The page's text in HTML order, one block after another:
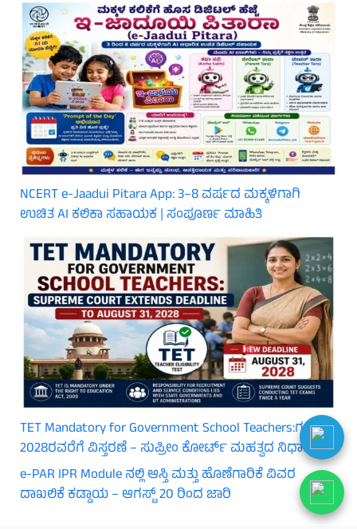
NCERT e-Jaadui Pitara App: 3–8 ವರ್ಷದ ಮಕ್ಕಳಿಗಾಗಿ
ಉಚಿತ AI ಕಲಿಕಾ ಸಹಾಯಕ | ಸಂಪೂರ್ಣ ಮಾಹಿತಿ
TET Mandatory for Government School Teachers:ಗಡುವು
2028ರವರೆಗೆ ವಿಸ್ತರಣೆ – ಸುಪ್ರೀಂ ಕೋರ್ಟ್ ಮಹತ್ವದ ನಿರ್ಧಾರ
e-PAR IPR Module ನಲ್ಲಿ ಆಸ್ತಿ ಮತ್ತು ಹೊಣೆಗಾರಿಕೆ ವಿವರ
ದಾಖಲಿಕೆ ಕಡ್ಡಾಯ – ಆಗಸ್ಟ್ 20 ರಿಂದ ಜಾರಿ